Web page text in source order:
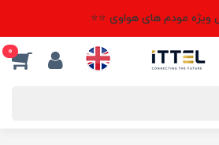
ویژه مودم های هواوی ⭐⭐
0